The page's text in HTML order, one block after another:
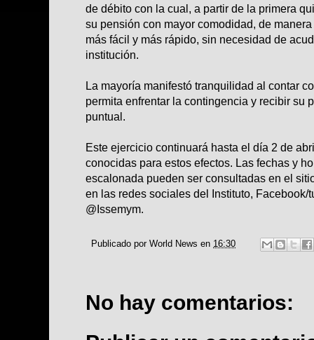
de débito con la cual, a partir de la primera
su pensión con mayor comodidad, de
más fácil y más rápido, sin necesidad de
institución.
La mayoría manifestó tranquilidad al contar
permita enfrentar la contingencia y recibir su
puntual.
Este ejercicio continuará hasta el día 2 de
conocidas para estos efectos. Las fechas y
escalonada pueden ser consultadas en el
en las redes sociales del Instituto, Facebook/
@Issemym.
Publicado por World News en 16:30
No hay comentarios: